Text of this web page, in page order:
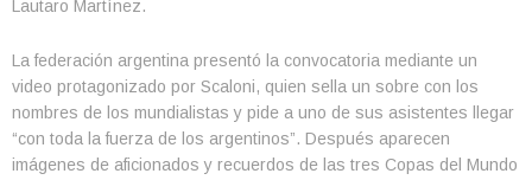
Lautaro Martínez.
La federación argentina presentó la convocatoria mediante un
video protagonizado por Scaloni, quien sella un sobre con los
nombres de los mundialistas y pide a uno de sus asistentes llegar
“con toda la fuerza de los argentinos”. Después aparecen
imágenes de aficionados y recuerdos de las tres Copas del Mundo